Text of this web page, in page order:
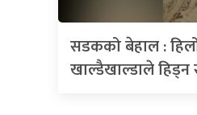
सडकको बेहाल :
खाल्डैखाल्डाले हिड्न